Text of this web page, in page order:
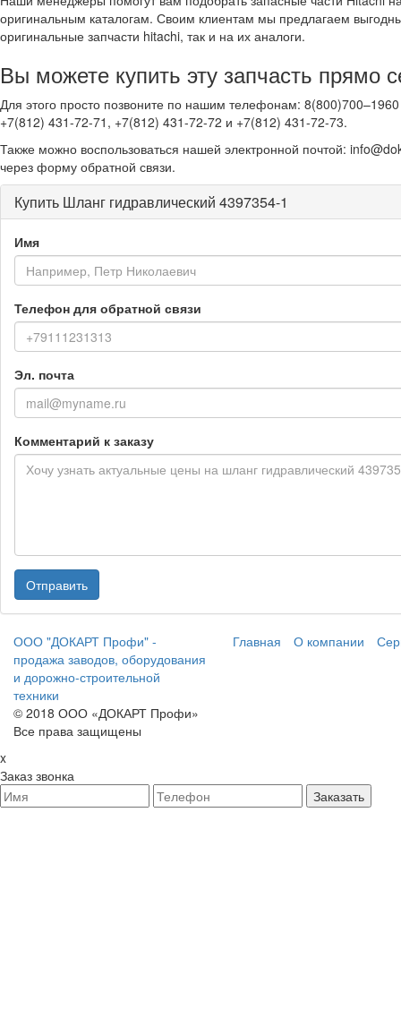
оригинальным каталогам. Своим клиентам мы предлагаем
оригинальные запчасти hitachi, так и на их аналоги.
Вы можете купить эту запчасть прямо
Для этого просто позвоните по нашим телефонам:
+7(812) 431-72-71, +7(812) 431-72-72 и +7(812) 431-72-73.
Также можно воспользоваться нашей электронной почтой:
через форму обратной связи.
Купить Шланг гидравлический 4397354-1
Имя
Телефон для обратной связи
Эл. почта
Комментарий к заказу
Отправить
ООО "ДОКАРТ Профи" -
продажа заводов, оборудования
и дорожно-строительной
техники
© 2018 ООО «ДОКАРТ Профи»
Все права защищены
Главная О компании
x
Заказ звонка
Заказать